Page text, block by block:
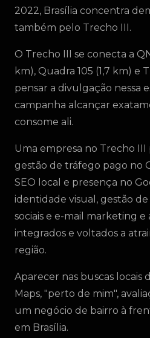
2022, Brasília concentra
também pelo Trecho III.
O Trecho III se conecta a
km), Quadra 105 (1,7 km) e
pensar a divulgação nessa
campanha alcançar
consome ali.
Uma empresa no Trecho
gestão de tráfego pago no
SEO local e presença no
identidade visual, gestão
sociais e e-mail marketing
integrados e voltados a
região.
Aparecer nas buscas locais
Maps, "perto de mim",
um negócio de bairro à
em Brasília.